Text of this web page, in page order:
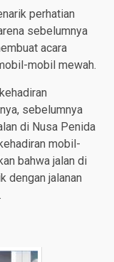
perhatian
sebelumnya
acara
mobil mewah.
sebelumnya
di Nusa Penida
mobil-
bahwa jalan di
dengan jalanan